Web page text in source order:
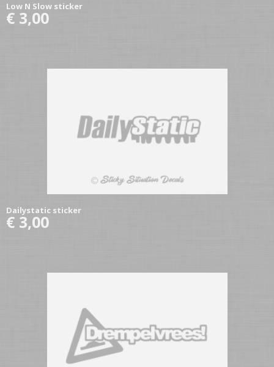
Low N Slow sticker
€ 3,00
Dailystatic sticker
€ 3,00